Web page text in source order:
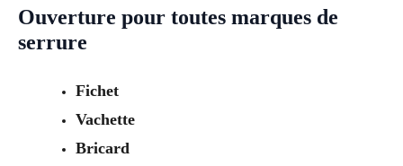
Ouverture pour toutes marques de
serrure
Fichet
Vachette
Bricard